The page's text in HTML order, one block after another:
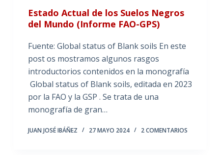
Estado Actual de los Suelos Negros
del Mundo (Informe FAO-GPS)
Fuente: Global status of Blank soils En este
post os mostramos algunos rasgos
introductorios contenidos en la monografía
Global status of Blank soils, editada en 2023
por la FAO y la GSP . Se trata de una
monografía de gran…
JUAN JOSÉ IBÁÑEZ 27 MAYO 2024 2 COMENTARIOS